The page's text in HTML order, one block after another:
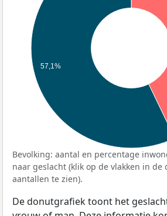
57,1%
Bevolking: aantal en percentage
naar geslacht (klik op de vlakken in
aantallen te zien).
De donutgrafiek toont het